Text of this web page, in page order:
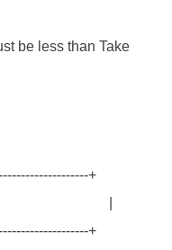
be less than Take
+
closing |
+